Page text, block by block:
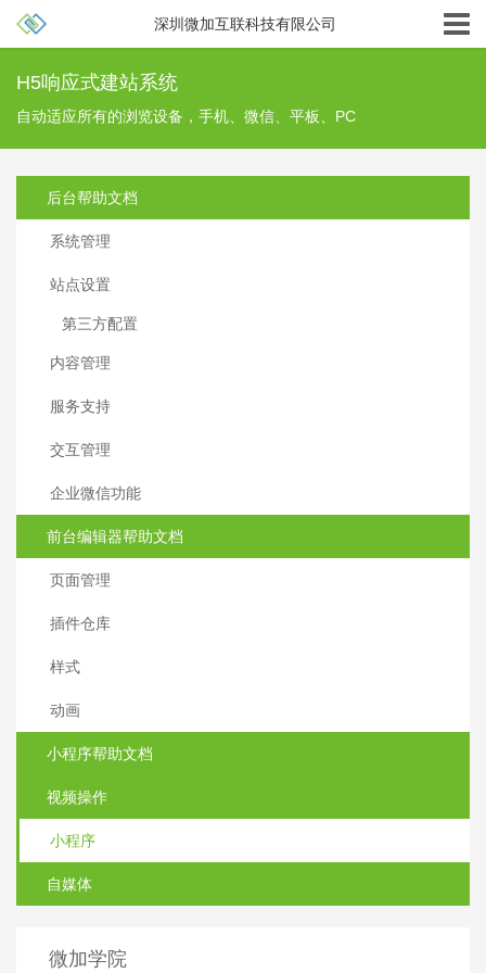
H5响应式建站系统
自动适应所有的浏览设备，手机、微信、平板、PC
后台帮助文档
系统管理
站点设置
第三方配置
内容管理
服务支持
交互管理
企业微信功能
前台编辑器帮助文档
页面管理
插件仓库
样式
动画
小程序帮助文档
视频操作
小程序
自媒体
微加学院
深圳微加互联科技有限公司